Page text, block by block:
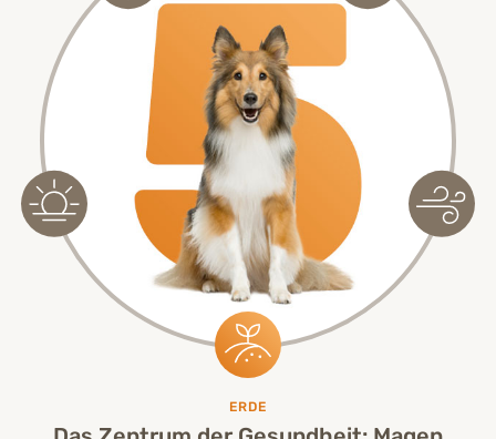
ERDE